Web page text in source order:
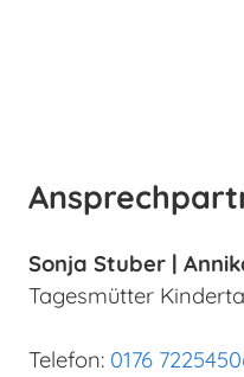
Sonja Stuber |
Tagesmütter
Telefon: 0176